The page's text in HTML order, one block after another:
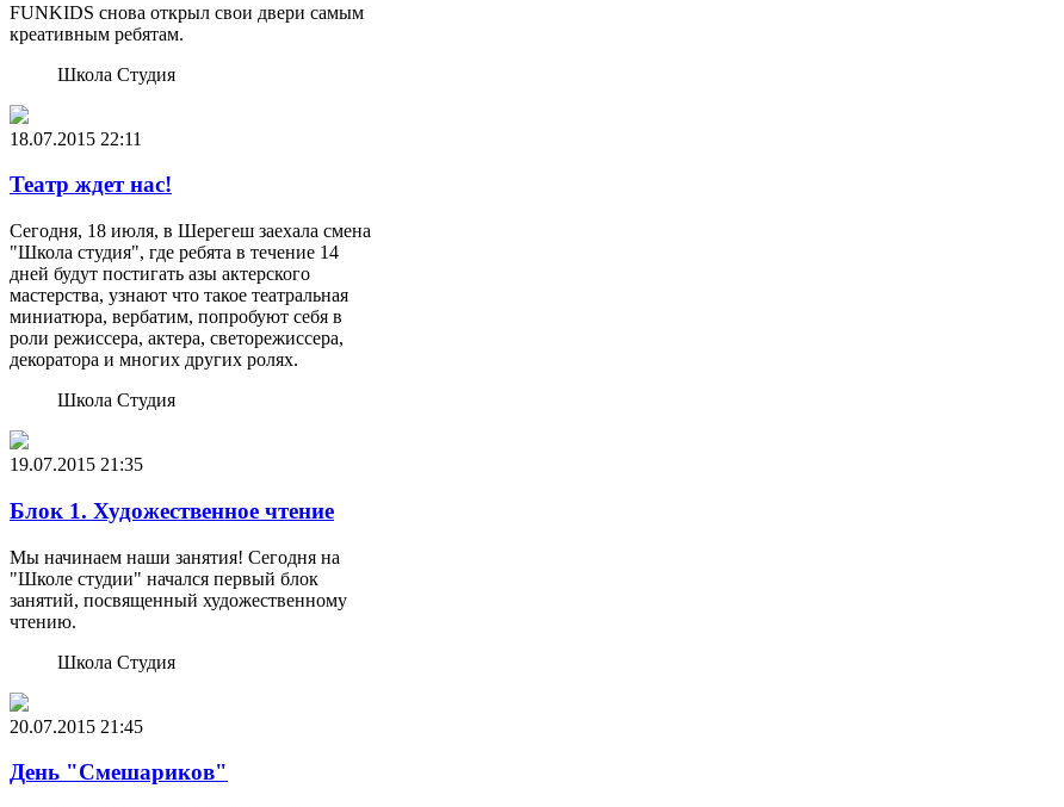
FUNKIDS снова открыл свои двери самым
креативным ребятам.
Школа Студия
18.07.2015 22:11
Театр ждет нас!
Сегодня, 18 июля, в Шерегеш заехала смена
"Школа студия", где ребята в течение 14
дней будут постигать азы актерского
мастерства, узнают что такое театральная
миниатюра, вербатим, попробуют себя в
роли режиссера, актера, светорежиссера,
декоратора и многих других ролях.
Школа Студия
19.07.2015 21:35
Блок 1. Художественное чтение
Мы начинаем наши занятия! Сегодня на
"Школе студии" начался первый блок
занятий, посвященный художественному
чтению.
Школа Студия
20.07.2015 21:45
День "Смешариков"